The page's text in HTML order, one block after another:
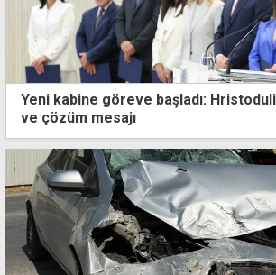
Yeni kabine göreve başladı:
ve çözüm mesajı